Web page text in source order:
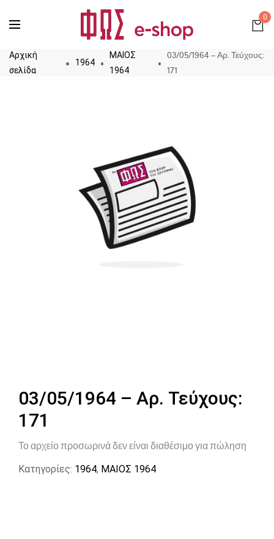
0
Αρχική
σελίδα
1964
ΜΑΙΟΣ
1964
03/05/1964 – Αρ. Τεύχους:
171
03/05/1964 – Αρ. Τεύχους:
171
Το αρχείο προσωρινά δεν είναι διαθέσιμο για πώληση
Κατηγορίες: 1964, ΜΑΙΟΣ 1964